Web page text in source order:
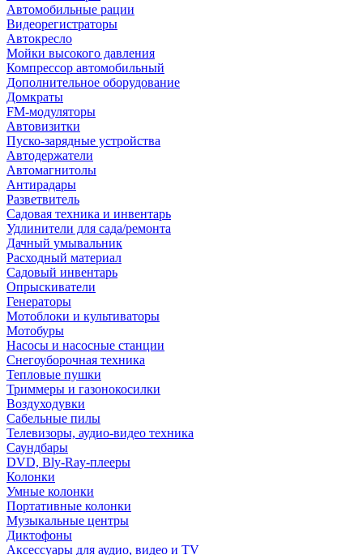
Автомобильные рации
Видеорегистраторы
Автокресло
Мойки высокого давления
Компрессор автомобильный
Дополнительное оборудование
Домкраты
FM-модуляторы
Автовизитки
Пуско-зарядные устройства
Автодержатели
Автомагнитолы
Антирадары
Разветвитель
Садовая техника и инвентарь
Удлинители для сада/ремонта
Дачный умывальник
Расходный материал
Садовый инвентарь
Опрыскиватели
Генераторы
Мотоблоки и культиваторы
Мотобуры
Насосы и насосные станции
Снегоуборочная техника
Тепловые пушки
Триммеры и газонокосилки
Воздуходувки
Сабельные пилы
Телевизоры, аудио-видео техника
Саундбары
DVD, Bly-Ray-плееры
Колонки
Умные колонки
Портативные колонки
Музыкальные центры
Диктофоны
Аксессуары для аудио, видео и TV